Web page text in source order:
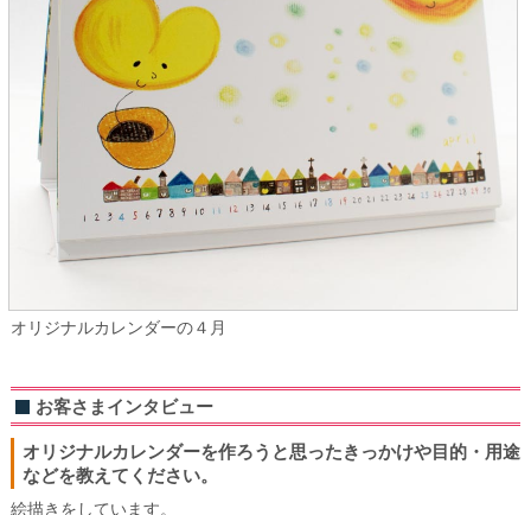
オリジナルカレンダーの４月
お客さまインタビュー
オリジナルカレンダーを作ろうと思ったきっかけや目的・用途
などを教えてください。
絵描きをしています。